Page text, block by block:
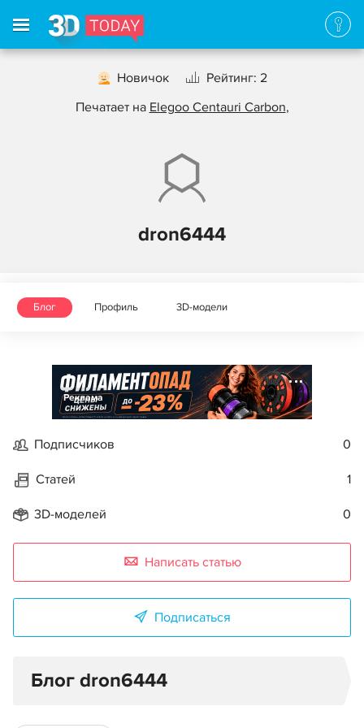
Новичок
Рейтинг: 2
Печатает на Elegoo Centauri Carbon,
dron6444
Блог Профиль 3D-модели
Реклама
Подписчиков 0
Статей 1
3D-моделей 0
Написать статью
Подписаться
Блог dron6444